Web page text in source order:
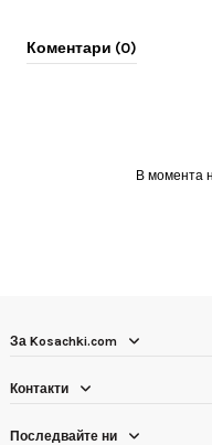
Коментари (0)
В момента
За Kosachki.com
Контакти
Последвайте ни